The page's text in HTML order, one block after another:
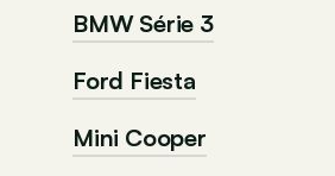
BMW Série 3
Ford Fiesta
Mini Cooper